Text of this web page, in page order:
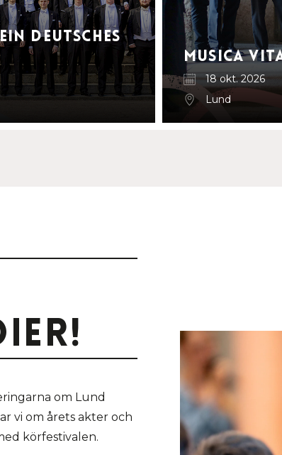
Deutsches
Musica
18 okt. 2026
Lund
om Lund
vi om årets akter och
körfestivalen.